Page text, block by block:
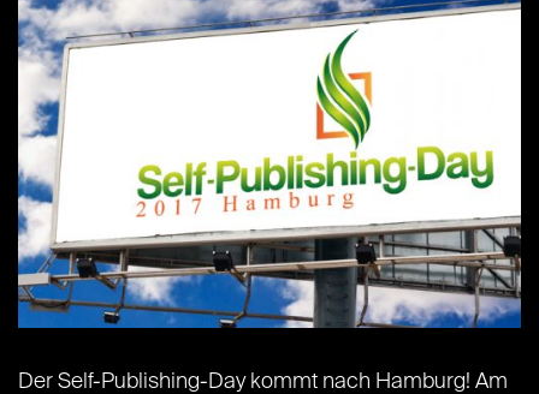
Der Self-Publishing-Day kommt nach Hamburg! Am